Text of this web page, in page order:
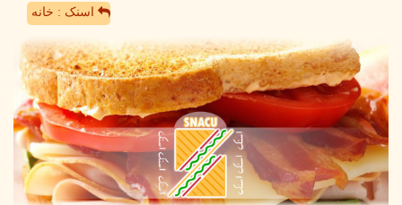
اسنک : خانه